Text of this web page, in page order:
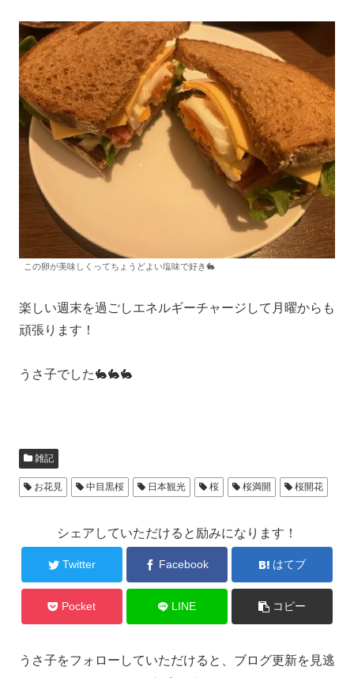
この卵が美味しくってちょうどよい塩味で好き🐇
楽しい週末を過ごしエネルギーチャージして月曜からも
頑張ります！
うさ子でした🐇🐇🐇
雑記
お花見 中目黒桜 日本観光 桜 桜満開 桜開花
シェアしていただけると励みになります！
Twitter Facebook はてブ
Pocket LINE コピー
うさ子をフォローしていただけると、ブログ更新を見逃